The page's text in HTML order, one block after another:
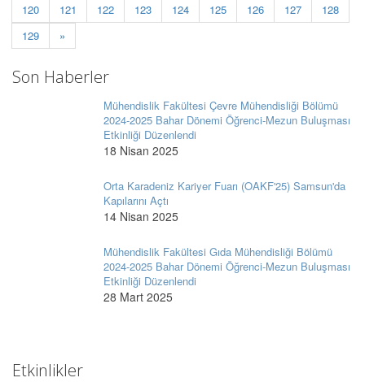
120
121 122 123 124 125 126 127
128
129
»
Son Haberler
Mühendislik Fakültesi Çevre Mühendisliği Bölümü
2024-2025 Bahar Dönemi Öğrenci-Mezun Buluşması
Etkinliği Düzenlendi
18 Nisan 2025
Orta Karadeniz Kariyer Fuarı (OAKF'25) Samsun'da
Kapılarını Açtı
14 Nisan 2025
Mühendislik Fakültesi Gıda Mühendisliği Bölümü
2024-2025 Bahar Dönemi Öğrenci-Mezun Buluşması
Etkinliği Düzenlendi
28 Mart 2025
Etkinlikler